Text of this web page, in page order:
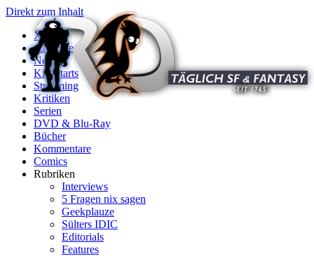
Direkt zum Inhalt
X
Startseite
News
Kinostarts
Streaming
Kritiken
Serien
DVD & Blu-Ray
Bücher
Kommentare
Comics
Rubriken
Interviews
5 Fragen nix sagen
Geekplauze
Sülters IDIC
Editorials
Features